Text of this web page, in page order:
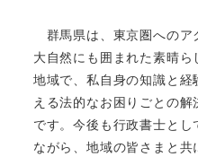
群馬県は、東京圏へのア
大自然にも囲まれた素晴
地域で、私自身の知識と
える法的なお困りごとの
です。今後も行政書士と
ながら、地域の皆さまと